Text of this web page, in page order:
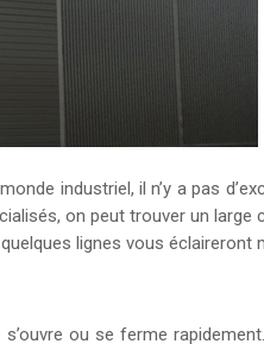
industriel, il n’y a pas
on peut trouver un large
lignes vous éclaireront
ou se ferme rapidement.